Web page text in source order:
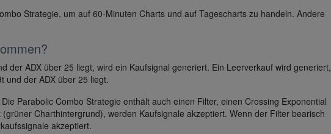
Strategie, um auf 60-Minuten Charts und auf Tagescharts zu handeln. Andere
der ADX über 25 liegt, wird ein Kaufsignal generiert. Ein Leerverkauf wird generiert,
und der ADX über 25 liegt.
Parabolic Combo Strategie enthält auch einen Filter, einen Crossing Exponential
Charthintergrund), werden Kaufsignale akzeptiert. Wenn der Filter bearisch
akzeptiert.